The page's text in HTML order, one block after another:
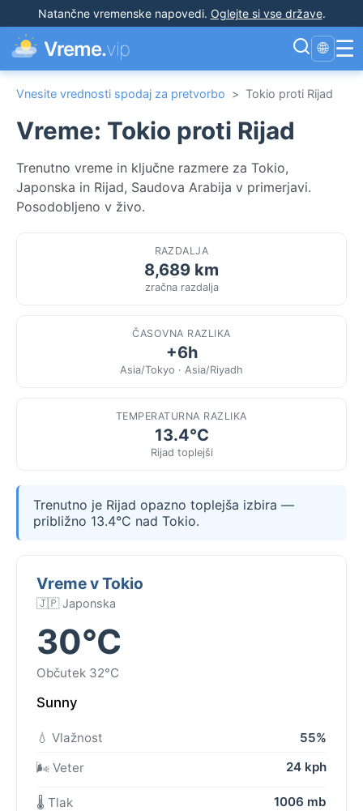
Natančne vremenske napovedi. Oglejte si vse države.
Vreme.vip 🌐 ☰
Vnesite vrednosti spodaj za pretvorbo > Tokio proti Rijad
Vreme: Tokio proti Rijad
Trenutno vreme in ključne razmere za Tokio,
Japonska in Rijad, Saudova Arabija v primerjavi.
Posodobljeno v živo.
RAZDALJA
8,689 km
zračna razdalja
ČASOVNA RAZLIKA
+6h
Asia/Tokyo · Asia/Riyadh
TEMPERATURNA RAZLIKA
13.4°C
Rijad toplejši
Trenutno je Rijad opazno toplejša izbira —
približno 13.4°C nad Tokio.
Vreme v Tokio
🇯🇵 Japonska
30°C
Občutek 32°C
Sunny
💧 Vlažnost
55%
🌬️ Veter
24 kph
🌡️ Tlak 1006 mb